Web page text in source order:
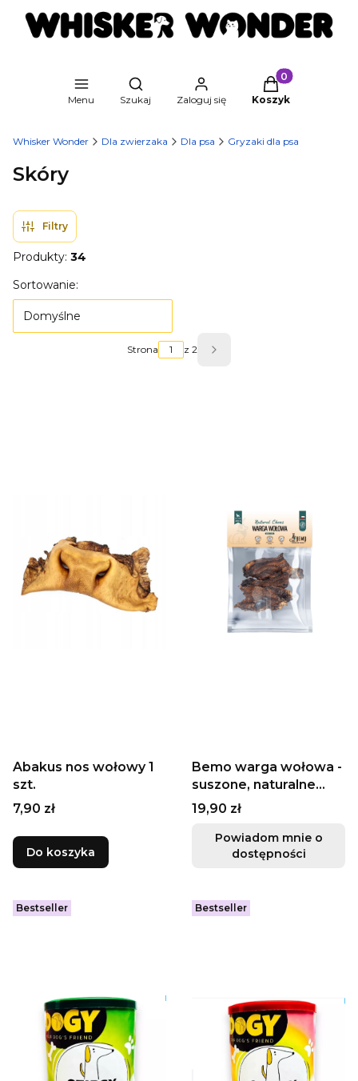
Menu
Otwórz wyszukiwarkę
Szukaj Zaloguj się
Produkty w
Koszyk
Whisker Wonder Dla zwierzaka Dla psa Gryzaki dla psa
Skóry
Filtry
Produkty: 34
Lista produktów
Sortowanie:
Domyślne
Strona z 2 Następne produkty
Abakus nos wołowy 1
szt.
Cena
7,90 zł
Do koszyka
Bemo warga wołowa -
suszone, naturalne
gryzaki dla psa 250g
Cena
19,90 zł
Powiadom mnie o
dostępności
Bestseller Bestseller